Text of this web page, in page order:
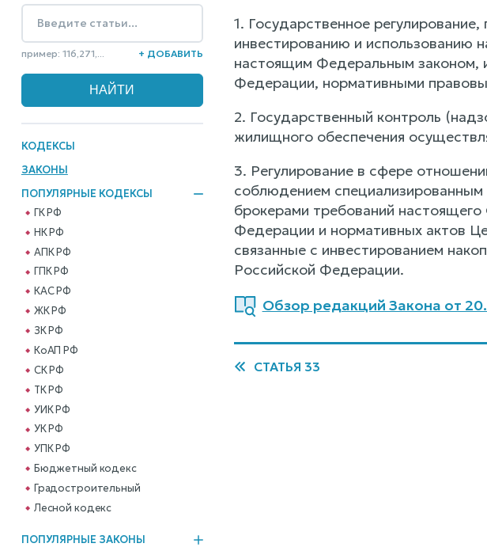
пример: 116,271,... + ДОБАВИТЬ
КОДЕКСЫ
ЗАКОНЫ
ПОПУЛЯРНЫЕ КОДЕКСЫ
ГК РФ
НК РФ
АПК РФ
ГПК РФ
КАС РФ
ЖК РФ
ЗК РФ
КоАП РФ
СК РФ
ТК РФ
УИК РФ
УК РФ
УПК РФ
Бюджетный кодекс
Градостроительный
Лесной кодекс
ПОПУЛЯРНЫЕ ЗАКОНЫ
1. Государственное
инвестированию и использованию
настоящим Федеральным законом,
Федерации, нормативными
2. Государственный контроль
жилищного обеспечения
3. Регулирование в сфере
соблюдением
брокерами требований
Федерации и нормативных актов
связанные с инвестированием
Российской Федерации.
Обзор редакций Закона от
СТАТЬЯ 33